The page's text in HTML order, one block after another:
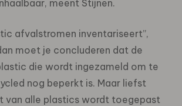
meent Stijnen.
afvalstromen inventariseert”,
moet je concluderen dat de
die wordt ingezameld om te
nog beperkt is. Maar liefst
van alle plastics wordt toegepast